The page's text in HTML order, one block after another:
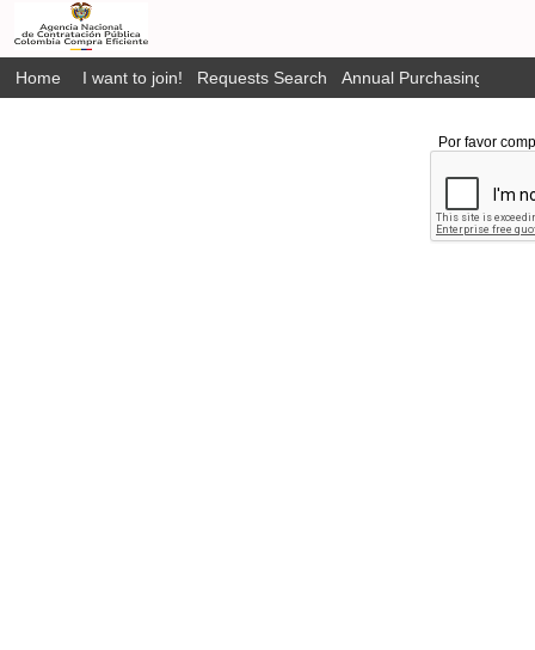
Home I want to join! Requests Search Annual Purchasing Plan
Por favor